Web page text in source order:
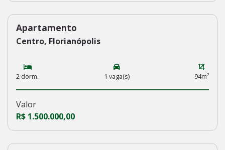
234
Apartamento
Centro, Florianópolis
2 dorm. 1 vaga(s) 94m²
Valor
R$ 1.500.000,00